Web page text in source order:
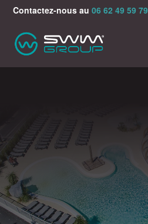
Contactez-nous au 06 62 49 59 79
VIDÉOS
ACTUALITÉS
CONTACT